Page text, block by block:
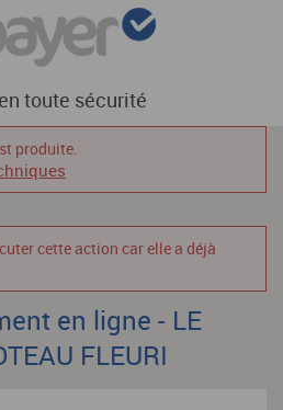
toute sécurité
produite.
cette action car elle a déjà
en ligne - LE
FLEURI